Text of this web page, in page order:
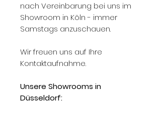
nach Vereinbarung bei uns im
Showroom in Köln - immer
Samstags anzuschauen.
Wir freuen uns auf Ihre
Kontaktaufnahme.
Unsere Showrooms in
Düsseldorf: